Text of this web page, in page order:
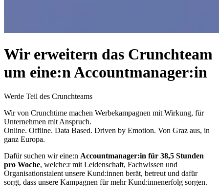
Wir erweitern das Crunchteam
um eine:n Accountmanager:in
Werde Teil des Crunchteams
Wir von Crunchtime machen Werbekampagnen mit Wirkung, für
Unternehmen mit Anspruch.
Online. Offline. Data Based. Driven by Emotion. Von Graz aus, in
ganz Europa.
Dafür suchen wir eine:n Accountmanager:in für 38,5 Stunden
pro Woche, welche:r mit Leidenschaft, Fachwissen und
Organisationstalent unsere Kund:innen berät, betreut und dafür
sorgt, dass unsere Kampagnen für mehr Kund:innenerfolg sorgen.